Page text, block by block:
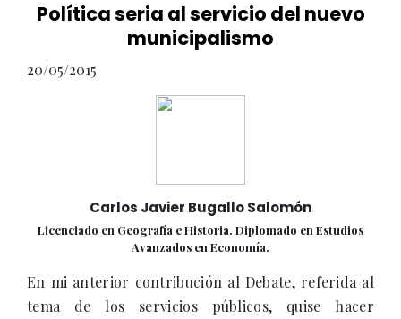
Política seria al servicio del nuevo
municipalismo
20/05/2015
Carlos Javier Bugallo Salomón
Licenciado en Geografía e Historia. Diplomado en Estudios
Avanzados en Economía.
En mi anterior contribución al Debate, referida al
tema de los servicios públicos, quise hacer